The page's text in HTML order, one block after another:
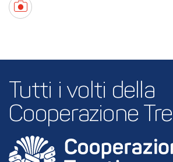
Tutti i volti della
Cooperazione